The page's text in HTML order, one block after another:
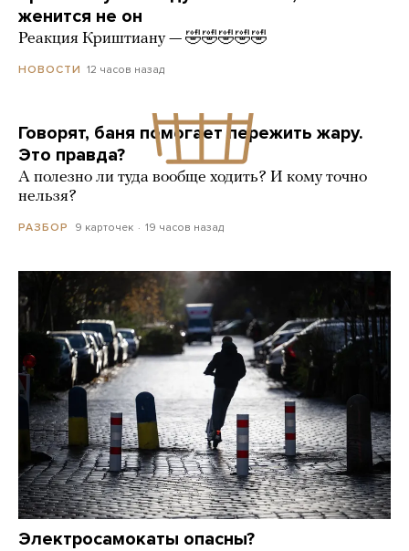
женится не он
Реакция Криштиану — 🤣🤣🤣🤣🤣
НОВОСТИ 12 часов назад
Говорят, баня помогает пережить жару.
Это правда?
А полезно ли туда вообще ходить? И кому точно
нельзя?
РАЗБОР 9 карточек 19 часов назад
Электросамокаты опасны?